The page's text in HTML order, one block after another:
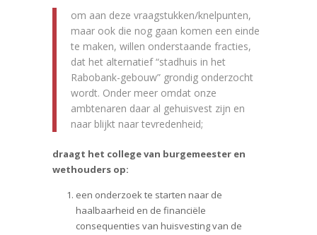
om aan deze vraagstukken/knelpunten,
maar ook die nog gaan komen een einde
te maken, willen onderstaande fracties,
dat het alternatief “stadhuis in het
Rabobank-gebouw” grondig onderzocht
wordt. Onder meer omdat onze
ambtenaren daar al gehuisvest zijn en
naar blijkt naar tevredenheid;
draagt het college van burgemeester en
wethouders op:
een onderzoek te starten naar de
haalbaarheid en de financiële
consequenties van huisvesting van de